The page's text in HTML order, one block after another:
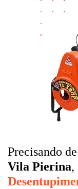
Precisando de
Vila Pierina,